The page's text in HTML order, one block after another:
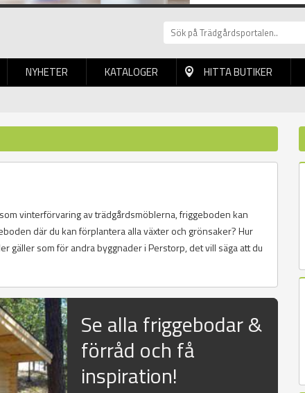
NYHETER KATALOGER HITTA BUTIKER
vinterförvaring av trädgårdsmöblerna, friggeboden kan
där du kan förplantera alla växter och grönsaker? Hur
gäller som för andra byggnader i Perstorp, det vill säga att du
Se alla friggebodar &
förråd och få
inspiration!